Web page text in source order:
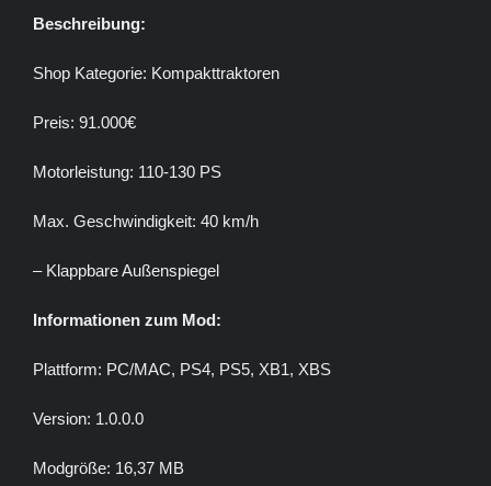
Beschreibung:
Shop Kategorie: Kompakttraktoren
Preis: 91.000€
Motorleistung: 110-130 PS
Max. Geschwindigkeit: 40 km/h
– Klappbare Außenspiegel
Informationen zum Mod:
Plattform: PC/MAC, PS4, PS5, XB1, XBS
Version: 1.0.0.0
Modgröße: 16,37 MB